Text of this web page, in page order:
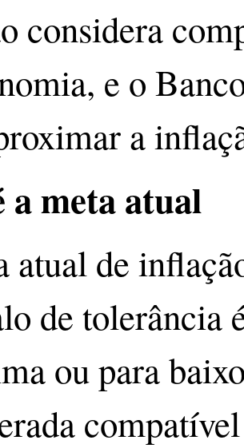
considera
e o
a
a meta atual
atual de
de tolerância
ou para